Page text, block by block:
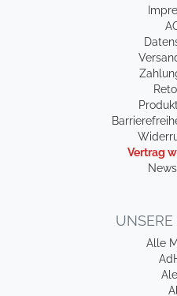
Vertrag
Alle